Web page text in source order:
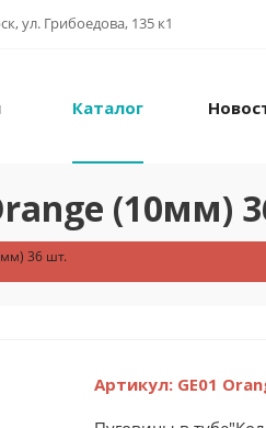
ул. Грибоедова, 135 к1
Каталог
(10мм)
36 шт.
Артикул: GE01